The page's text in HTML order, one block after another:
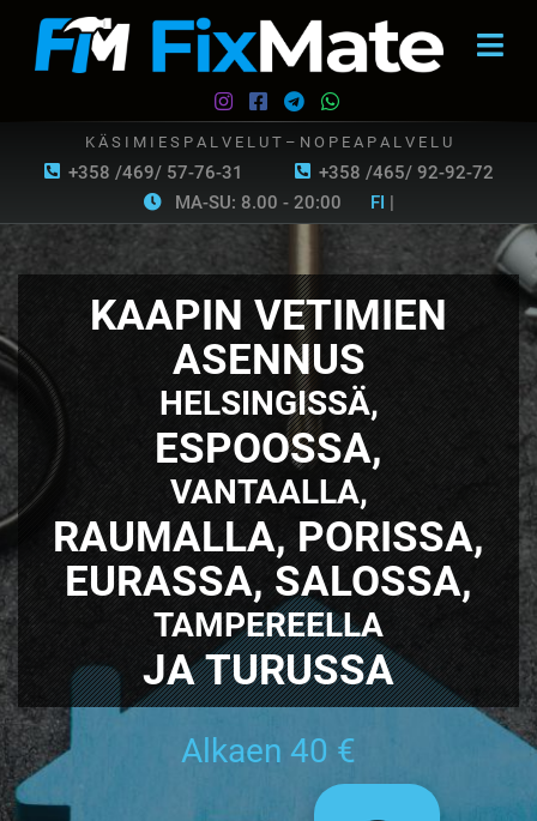
+358 /469/ 57-76-31 +358 /465/ 92-92-72
K Ä S I M I E S P A L V E L U T – N O P E A P A L V E L U
MA-SU: 8.00 - 20:00 FI |
KAAPIN VETIMIEN
ASENNUS
HELSINGISSÄ,
ESPOOSSA,
VANTAALLA,
RAUMALLA, PORISSA,
EURASSA, SALOSSA,
TAMPEREELLA
JA TURUSSA
Alkaen 40 €